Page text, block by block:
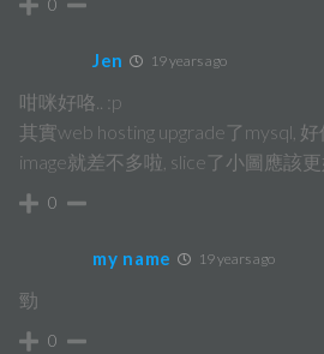
Jen 19 years ago
咁咪好咯.. :p
其實web hosting upgrade了mysql,
image就差不多啦, slice了小圖應該
0
my name 19 years ago
勁
0